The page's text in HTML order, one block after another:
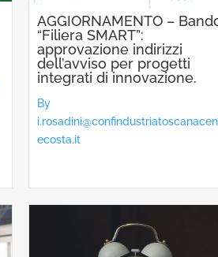
AGGIORNAMENTO –
“Filiera SMART”:
approvazione indirizzi
dell’avviso per progetti
integrati di innovazione.
By
ecosta.it